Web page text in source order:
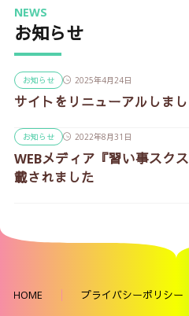
お知らせ
NEWS
お知らせ 2025年4月24日
サイトをリニューアルしま
お知らせ 2022年8月31日
WEBメディア『習い事スク
載されました
HOME プライバシーポリシー